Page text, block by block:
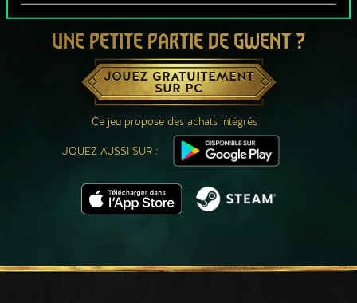
UNE PETITE PARTIE DE GWENT ?
JOUEZ GRATUITEMENT
SUR PC
Ce jeu propose des achats intégrés
JOUEZ AUSSI SUR :